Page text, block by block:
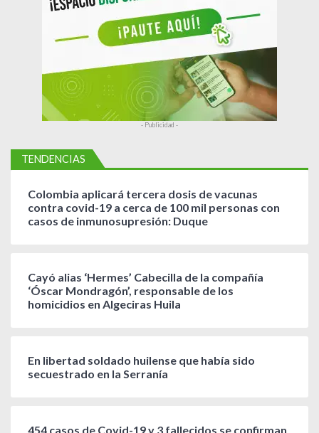
- Publicidad -
TENDENCIAS
Colombia aplicará tercera dosis de vacunas
contra covid-19 a cerca de 100 mil personas con
casos de inmunosupresión: Duque
Cayó alias ‘Hermes’ Cabecilla de la compañía
‘Óscar Mondragón’, responsable de los
homicidios en Algeciras Huila
En libertad soldado huilense que había sido
secuestrado en la Serranía
454 casos de Covid-19 y 3 fallecidos se confirman